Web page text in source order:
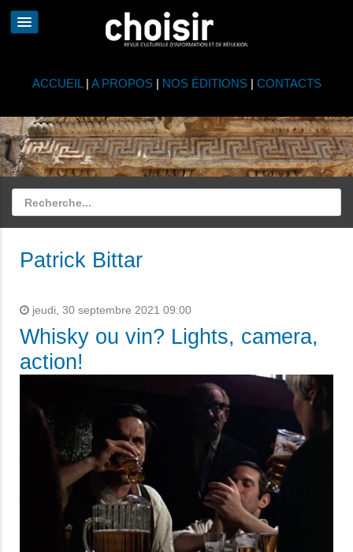
ACCUEIL | A PROPOS| NOS ÉDITIONS| CONTACTS
Patrick Bittar
jeudi, 30 septembre 2021 09:00
Whisky ou vin? Lights, camera,
action!